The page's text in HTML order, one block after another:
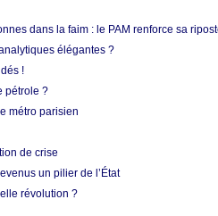
dans la faim : le PAM renforce sa
élégantes ?
!
pétrole ?
métro parisien
de crise
un pilier de l’État
révolution ?